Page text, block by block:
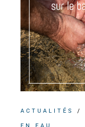
ACTUALITÉS /